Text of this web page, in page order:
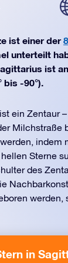
ist einer der
unterteilt
ist
bis -90°).
ein Zentaur
Milchstraße
indem
Sterne
des
in